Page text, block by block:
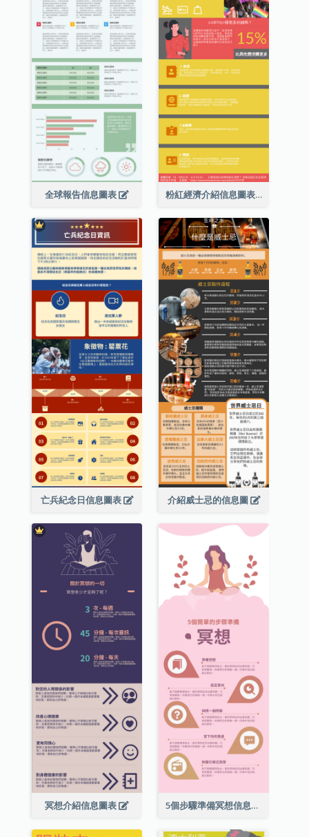
全球報告信息圖表 粉紅經濟介紹信息圖表
亡兵紀念日信息圖表 介紹威士忌的信息圖
冥想介紹信息圖表 5個步驟準備冥想信息圖表